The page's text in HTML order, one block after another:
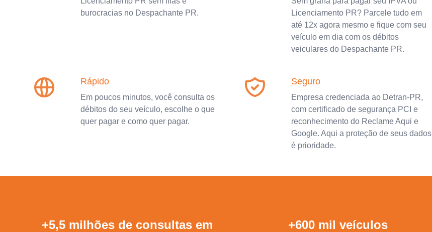
burocracias no Despachante PR.
Licenciamento PR? Parcele tudo em
até 12x agora mesmo e fique com seu
veículo em dia com os débitos
veiculares do Despachante PR.
Rápido
Em poucos minutos, você consulta os
débitos do seu veículo, escolhe o que
quer pagar e como quer pagar.
Seguro
Empresa credenciada ao Detran-PR,
com certificado de segurança PCI e
reconhecimento do Reclame Aqui e
Google. Aqui a proteção de seus dados
é prioridade.
+5,5 milhões de consultas em
+600 mil veículos